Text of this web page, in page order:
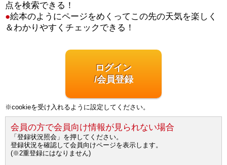
点を検索できる！
●絵本のようにページをめくってこの先の天気を楽しく
＆わかりやすくチェックできる！
ログイン
/会員登録
※cookieを受け入れるように設定してください。
会員の方で会員向け情報が見られない場合
「登録状況照会」を押してください。
登録状況を確認して会員向けページを表示します。
(※2重登録にはなりません)